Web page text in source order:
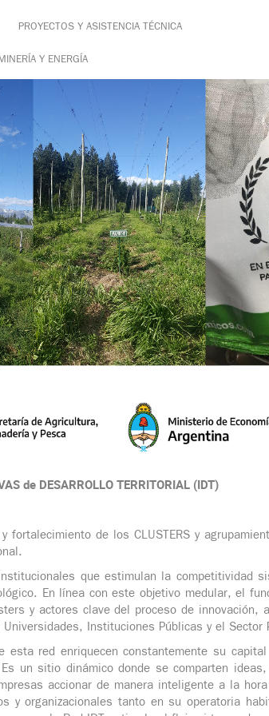
PROYECTOS Y ASISTENCIA TÉCNICA
Y ENERGÍA
de DESARROLLO TERRITORIAL (IDT)
de los CLUSTERS y
que estimulan la competitividad
En línea con este objetivo medular, el
y actores clave del proceso de innovación,
Instituciones Públicas y el Sector
red enriquecen constantemente su
un sitio dinámico donde se comparten
accionar de manera inteligente a la
y organizacionales tanto en su operatoria